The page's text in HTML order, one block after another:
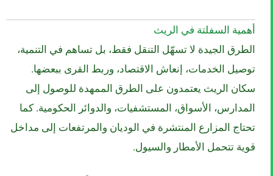
أهمية السفلتة في الريث
الطرق الجيدة لا تسهّل التنقل فقط، بل تساهم في التنمية،
توصيل الخدمات، إنعاش الاقتصاد، وربط القرى ببعضها.
سكان الريث يعتمدون على الطرق الممهدة للوصول إلى
المدارس، الأسواق، المستشفيات، والدوائر الحكومية. كما
تحتاج المزارع المنتشرة في الوديان والمرتفعات إلى مداخل
قوية تتحمل الأمطار والسيول.